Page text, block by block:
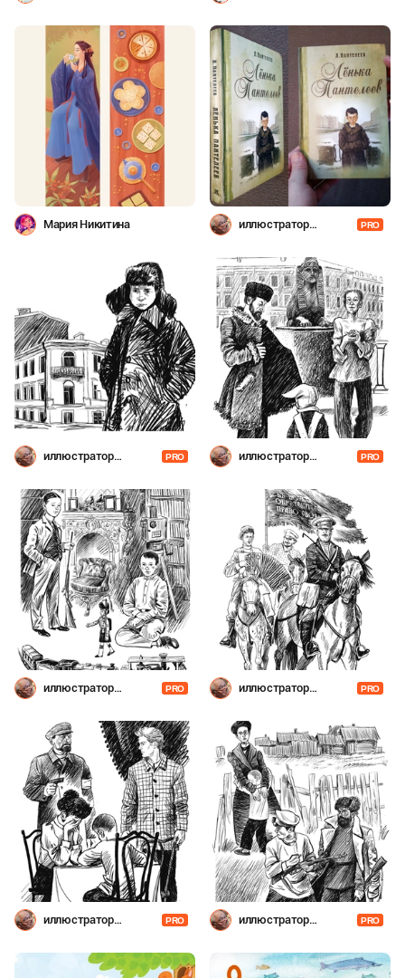
Мария Никитина
иллюстратор
PRO
иллюстратор
PRO
иллюстратор
PRO
иллюстратор
PRO
иллюстратор
PRO
иллюстратор
PRO
иллюстратор
PRO